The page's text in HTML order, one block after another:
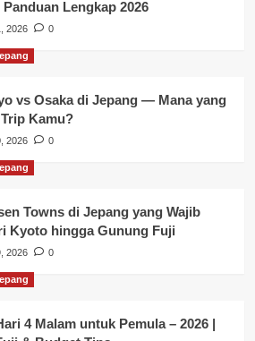
Lengkap 2026
2026 0
vs Osaka di Jepang — Mana yang
Kamu?
2026 0
Towns di Jepang yang Wajib
Kyoto hingga Gunung Fuji
2026 0
4 Malam untuk Pemula – 2026 |